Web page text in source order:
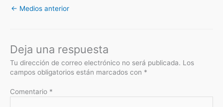
← Medios anterior
Deja una respuesta
Tu dirección de correo electrónico no será publicada. Los
campos obligatorios están marcados con *
Comentario *